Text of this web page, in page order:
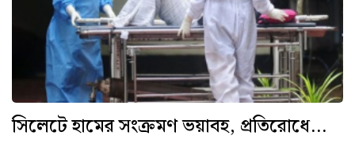
সিলেটে হামের সংক্রমণ ভয়াবহ, প্রতিরোধে...